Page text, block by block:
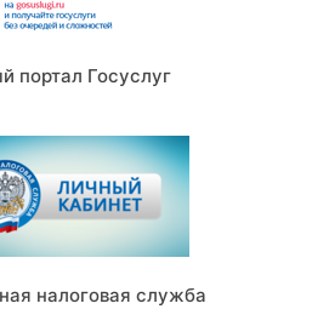
портал Госуслуг
налоговая служба